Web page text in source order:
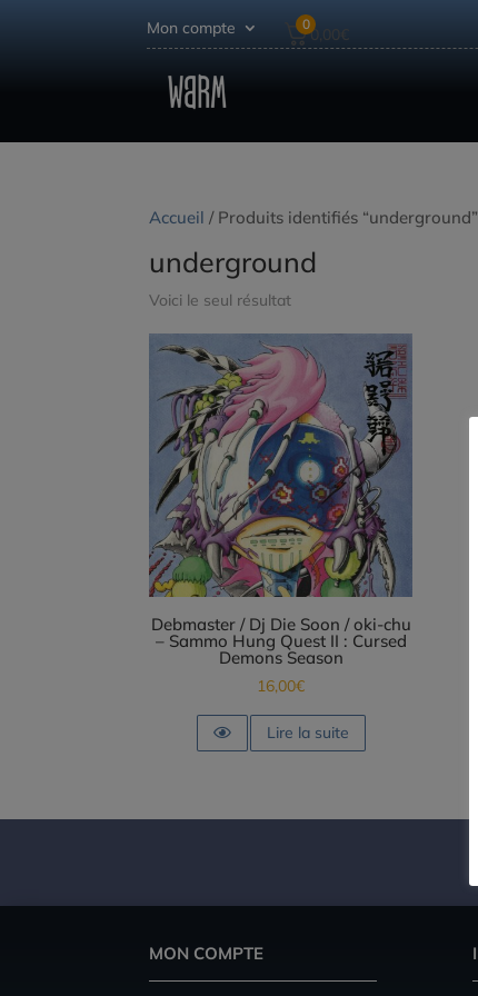
Mon compte 00,00 €
Accueil / Produits identifiés “underground”
underground
Voici le seul résultat
Debmaster / Dj Die Soon / oki-chu
– Sammo Hung Quest II : Cursed
Demons Season
16,00€
Lire la suite
MON COMPTE